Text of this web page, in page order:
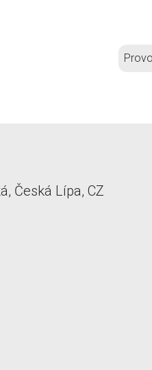
Česká Lípa, CZ